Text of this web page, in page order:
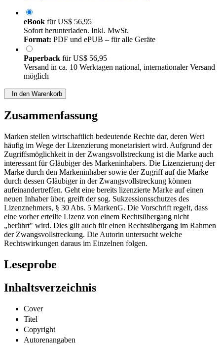
eBook fürUS$ 56,95
Sofort herunterladen. Inkl. MwSt.
Format: PDF und ePUB – für alle Geräte
Paperback fürUS$ 56,95
Versand in ca. 10 Werktagen national, internationaler Versand
möglich
In den Warenkorb
Zusammenfassung
Marken stellen wirtschaftlich bedeutende Rechte dar, deren Wert
häufig im Wege der Lizenzierung monetarisiert wird. Aufgrund der
Zugriffsmöglichkeit in der Zwangsvollstreckung ist die Marke auch
interessant für Gläubiger des Markeninhabers. Die Lizenzierung der
Marke durch den Markeninhaber sowie der Zugriff auf die Marke
durch dessen Gläubiger in der Zwangsvollstreckung können
aufeinandertreffen. Geht eine bereits lizenzierte Marke auf einen
neuen Inhaber über, greift der sog. Sukzessionsschutzes des
Lizenznehmers, § 30 Abs. 5 MarkenG. Die Vorschrift regelt, dass
eine vorher erteilte Lizenz von einem Rechtsübergang nicht
„berührt" wird. Dies gilt auch für einen Rechtsübergang im Rahmen
der Zwangsvollstreckung. Die Autorin untersucht welche
Rechtswirkungen daraus im Einzelnen folgen.
Leseprobe
Inhaltsverzeichnis
Cover
Titel
Copyright
Autorenangaben